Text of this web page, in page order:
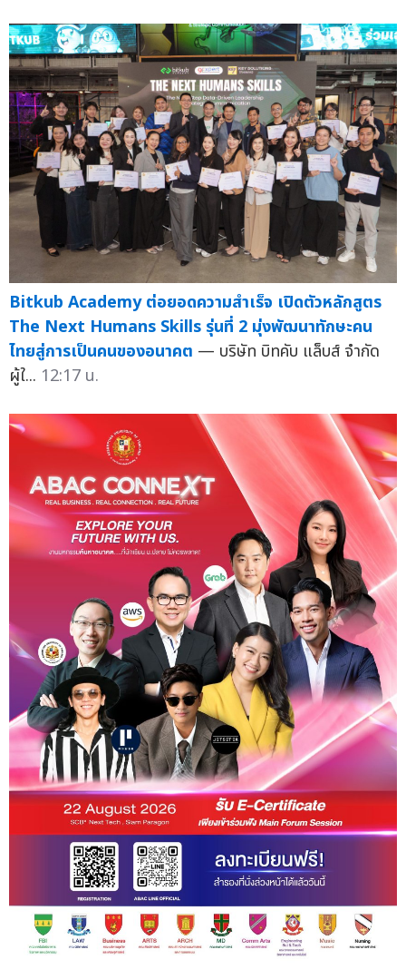
Bitkub Academy ต่อยอดความสำเร็จ เปิดตัวหลักสูตร
The Next Humans Skills รุ่นที่ 2 มุ่งพัฒนาทักษะคน
ไทยสู่การเป็นคนของอนาคต — บริษัท บิทคับ แล็บส์ จำกัด
ผู้ใ... 12:17 น.